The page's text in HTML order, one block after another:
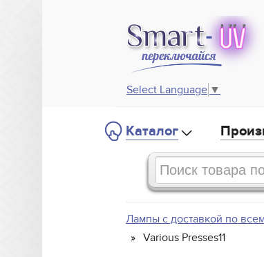
Select Language ▼
Каталог
Лампы с доставкой по
Various Presses11